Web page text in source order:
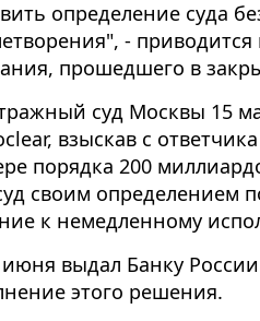
определение суда
- приводится
прошедшего в
суд Москвы 15
взыскав с
порядка 200
своим определением
к немедленному
июня выдал Банку
этого решения.